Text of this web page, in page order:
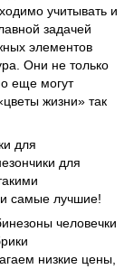
учитывать и
задачей
элементов
Они не только
еще могут
жизни» так
для
для
самые лучшие!
человечки
низкие цены,